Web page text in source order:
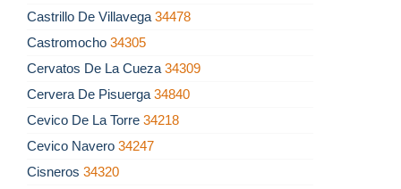
Castrillo De Villavega 34478
Castromocho 34305
Cervatos De La Cueza 34309
Cervera De Pisuerga 34840
Cevico De La Torre 34218
Cevico Navero 34247
Cisneros 34320